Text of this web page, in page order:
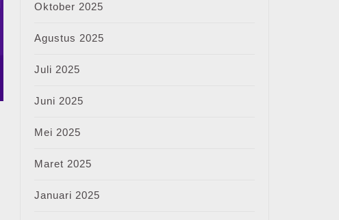
Oktober 2025
Agustus 2025
Juli 2025
Juni 2025
Mei 2025
Maret 2025
Januari 2025